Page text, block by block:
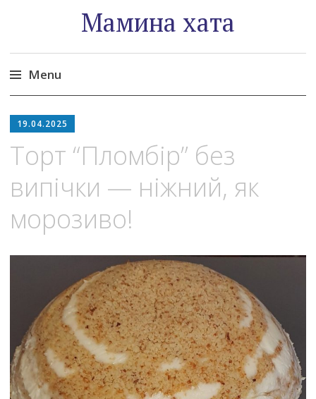
Мамина хата
Menu
to
19.04.2025
Торт “Пломбір” без
випічки — ніжний, як
морозиво!